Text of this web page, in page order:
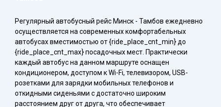
Регулярный автобусный рейс Минск - Тамбов ежедневно
осуществляется на современных комфортабельных
автобусах вместимостью от {ride_place_cnt_min} до
{ride_place_cnt_max} посадочных мест. Практически
каждый автобус на данном маршруте оснащен
кондиционером, доступом к Wi-Fi, телевизором, USB-
розетками для зарядки мобильных телефонов и
откидными сиденьями с достаточно широким
расстоянием друг от друга, что обеспечивает